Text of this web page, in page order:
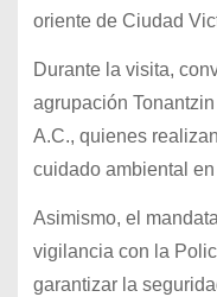
oriente de Ciudad
Durante la visita,
agrupación
A.C., quienes
cuidado ambiental
Asimismo, el
vigilancia con la
garantizar la